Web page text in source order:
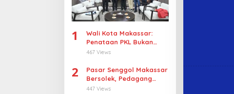
1
Wali Kota Makassar:
Penataan PKL Bukan
Penggusuran
467 Views
2
Pasar Senggol Makassar
Bersolek, Pedagang
Gotong Royong
447 Views